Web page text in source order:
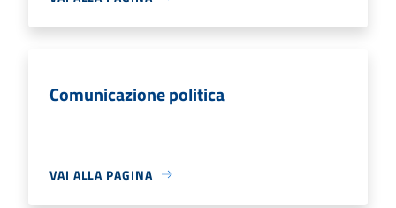
Comunicazione politica
VAI ALLA PAGINA